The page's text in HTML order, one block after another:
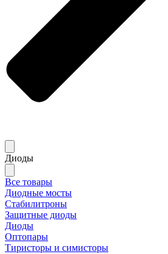
Диоды
Все товары
Диодные мосты
Стабилитроны
Защитные диоды
Диоды
Оптопары
Тиристоры и симисторы